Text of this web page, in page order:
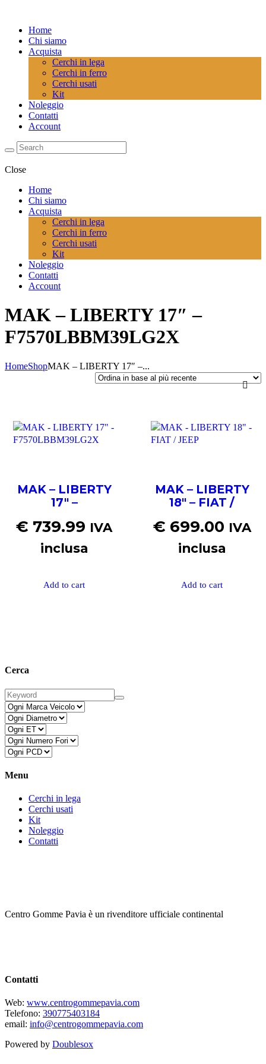
Home
Chi siamo
Acquista
Cerchi in lega
Cerchi in ferro
Cerchi usati
Kit
Noleggio
Contatti
Account
Close
Home
Chi siamo
Acquista
Cerchi in lega
Cerchi in ferro
Cerchi usati
Kit
Noleggio
Contatti
Account
MAK – LIBERTY 17″ –
F7570LBBM39LG2X
HomeShopMAK – LIBERTY 17″ –...
MAK – LIBERTY
17″ –
€ 739.99 IVA
inclusa
Add to cart
MAK – LIBERTY
18″ – FIAT /
€ 699.00 IVA
inclusa
Add to cart
Cerca
Menu
Cerchi in lega
Cerchi usati
Kit
Noleggio
Contatti
Centro Gomme Pavia è un rivenditore ufficiale continental
Contatti
Web: www.centrogommepavia.com
Telefono: 390775403184
email: info@centrogommepavia.com
Powered by Doublesox